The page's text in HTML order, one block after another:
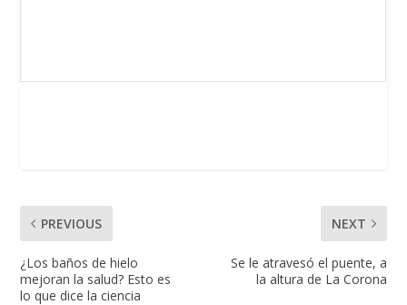
PREVIOUS
¿Los baños de hielo
mejoran la salud? Esto es
lo que dice la ciencia
NEXT
Se le atravesó el puente, a
la altura de La Corona